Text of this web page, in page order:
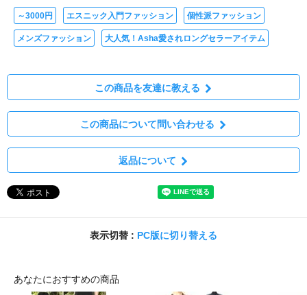
～3000円 エスニック入門ファッション 個性派ファッション
メンズファッション 大人気！Asha愛されロングセラーアイテム
この商品を友達に教える
この商品について問い合わせる
返品について
表示切替 : PC版に切り替える
あなたにおすすめの商品